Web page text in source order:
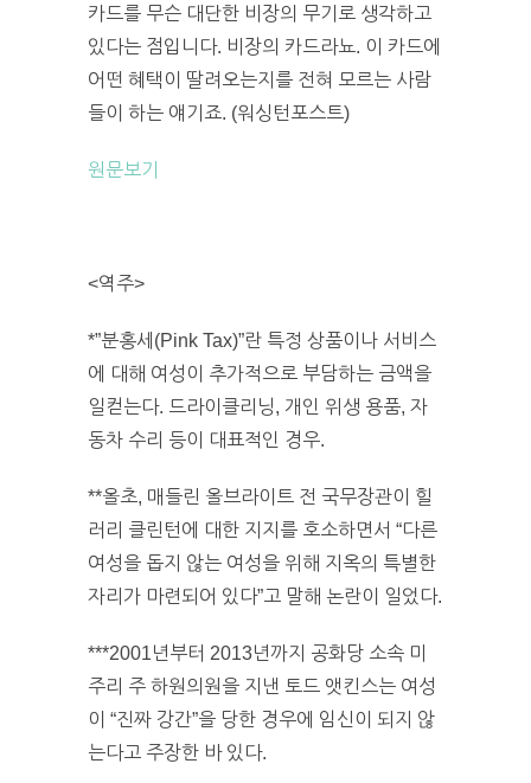
카드를 무슨 대단한 비장의 무기로 생각하고
있다는 점입니다. 비장의 카드라뇨. 이 카드에
어떤 혜택이 딸려오는지를 전혀 모르는 사람
들이 하는 얘기죠. (워싱턴포스트)
원문보기
<역주>
*”분홍세(Pink Tax)”란 특정 상품이나 서비스
에 대해 여성이 추가적으로 부담하는 금액을
일컫는다. 드라이클리닝, 개인 위생 용품, 자
동차 수리 등이 대표적인 경우.
**올초, 매들린 올브라이트 전 국무장관이 힐
러리 클린턴에 대한 지지를 호소하면서 “다른
여성을 돕지 않는 여성을 위해 지옥의 특별한
자리가 마련되어 있다”고 말해 논란이 일었다.
***2001년부터 2013년까지 공화당 소속 미
주리 주 하원의원을 지낸 토드 앳킨스는 여성
이 “진짜 강간”을 당한 경우에 임신이 되지 않
는다고 주장한 바 있다.